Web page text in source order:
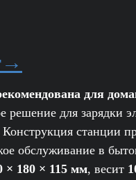
для
решение для зарядки
Конструкция станции
обслуживание в
× 180 × 115 мм, весит